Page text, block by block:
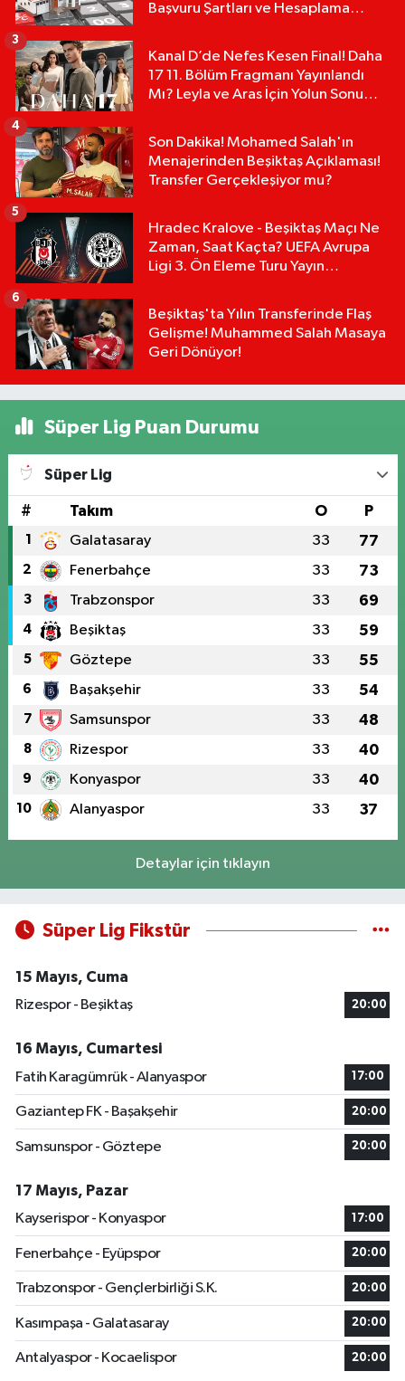
Başvuru Şartları ve Hesaplama
Kanal D’de Nefes Kesen Final! Daha
17 11. Bölüm Fragmanı Yayınlandı
Mı? Leyla ve Aras İçin Yolun Sonu
3
Son Dakika! Mohamed Salah'ın
Menajerinden Beşiktaş Açıklaması!
Transfer Gerçekleşiyor mu?
4
Hradec Kralove - Beşiktaş Maçı Ne
Zaman, Saat Kaçta? UEFA Avrupa
Ligi 3. Ön Eleme Turu Yayın
5
Beşiktaş'ta Yılın Transferinde Flaş
Gelişme! Muhammed Salah Masaya
Geri Dönüyor!
6
Süper Lig Puan Durumu
Süper Lig
# Takım O P
1 Galatasaray 33 77
2 Fenerbahçe 33 73
3 Trabzonspor 33 69
4 Beşiktaş 33 59
5 Göztepe 33 55
6 Başakşehir 33 54
7 Samsunspor 33 48
8 Rizespor 33 40
9 Konyaspor 33 40
10 Alanyaspor 33 37
Detaylar için tıklayın
Süper Lig Fikstür
15 Mayıs, Cuma
Rizespor - Beşiktaş
20:00
16 Mayıs, Cumartesi
Fatih Karagümrük - Alanyaspor
17:00
Gaziantep FK - Başakşehir 20:00
Samsunspor - Göztepe 20:00
17 Mayıs, Pazar
Kayserispor - Konyaspor
17:00
Fenerbahçe - Eyüpspor 20:00
Trabzonspor - Gençlerbirliği S.K. 20:00
Kasımpaşa - Galatasaray 20:00
Antalyaspor - Kocaelispor 20:00